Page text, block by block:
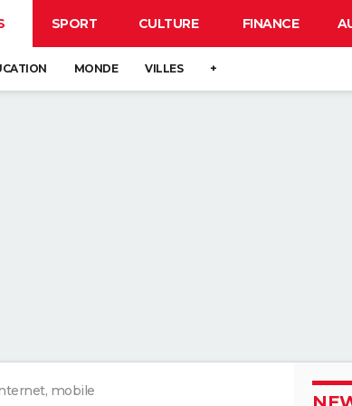
SPORT CULTURE FINANCE
MONDE VILLES +
mobile